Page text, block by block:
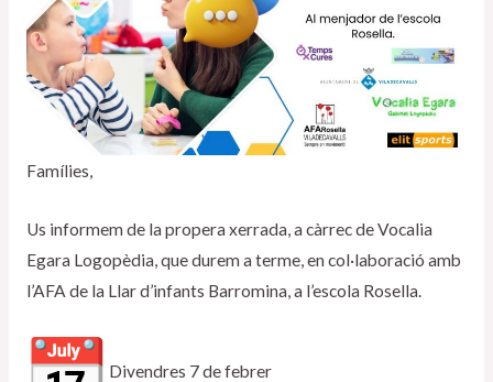
Famílies,
Us informem de la propera xerrada, a càrrec de Vocalia
Egara Logopèdia, que durem a terme, en col·laboració amb
l’AFA de la Llar d’infants Barromina, a l’escola Rosella.
Divendres 7 de febrer